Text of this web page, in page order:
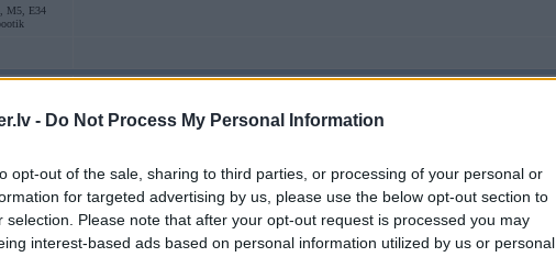
- Do Not Process My Personal Information
opt-out of the sale, sharing to third parties, or processing of your personal or
for targeted advertising by us, please use the below opt-out section to
selection. Please note that after your opt-out request is processed you may
interest-based ads based on personal information utilized by us or personal
M5, E34
Jauns X super duper hibrīds